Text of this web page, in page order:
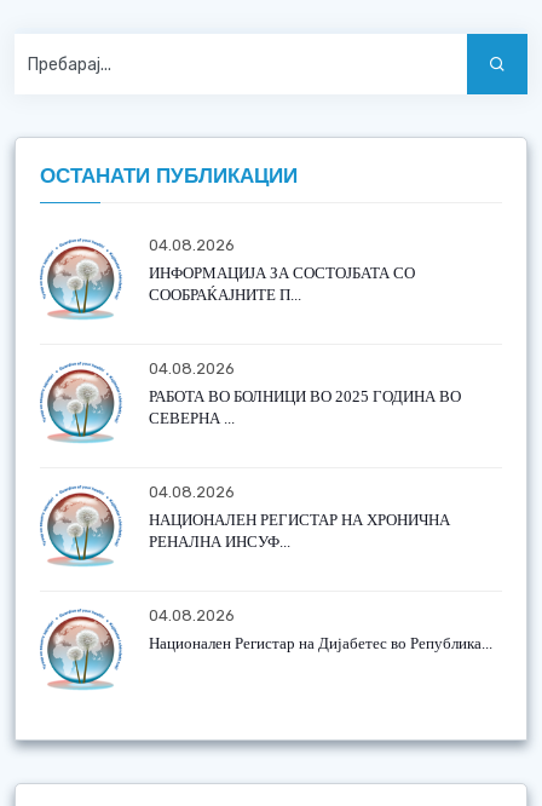
ОСТАНАТИ ПУБЛИКАЦИИ
04.08.2026
ИНФОРМАЦИЈА ЗА СОСТОЈБАТА СО
СООБРАЌАЈНИТЕ П...
04.08.2026
РАБОТА ВО БОЛНИЦИ ВО 2025 ГОДИНА ВО
СЕВЕРНА ...
04.08.2026
НАЦИОНАЛЕН РЕГИСТАР НА ХРОНИЧНА
РЕНАЛНА ИНСУФ...
04.08.2026
Национален Регистар на Дијабетес во Република...